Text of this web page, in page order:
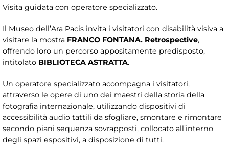
Visita guidata con operatore specializzato.
Il Museo dell’Ara Pacis invita i visitatori con disabilità visiva a
visitare la mostra FRANCO FONTANA. Retrospective,
offrendo loro un percorso appositamente predisposto,
intitolato BIBLIOTECA ASTRATTA.
Un operatore specializzato accompagna i visitatori,
attraverso le opere di uno dei maestri della storia della
fotografia internazionale, utilizzando dispositivi di
accessibilità audio tattili da sfogliare, smontare e rimontare
secondo piani sequenza sovrapposti, collocato all’interno
degli spazi espositivi, a disposizione di tutti.